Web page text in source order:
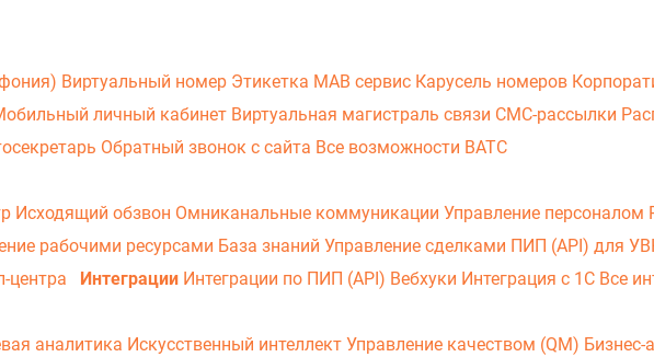
Виртуальный номер Этикетка МАВ сервис Карусель номеров
личный кабинет Виртуальная магистраль связи СМС-рассылки
Обратный звонок с сайта Все возможности ВАТС
Исходящий обзвон Омниканальные коммуникации Управление персоналом
рабочими ресурсами База знаний Управление сделками ПИП (API) для
центра Интеграции Интеграции по ПИП (API) Вебхуки Интеграция с 1С Все
аналитика Искусственный интеллект Управление качеством (QM)